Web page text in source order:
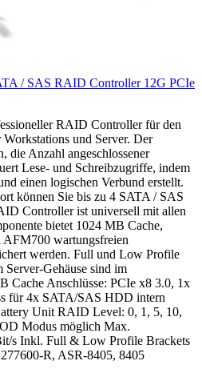
/ SAS RAID Controller 12G PCIe
RAID Controller für den
und Server. Der
die Anzahl angeschlossener
Lese- und Schreibzugriffe, indem
einen logischen Verbund erstellt.
können Sie bis zu 4 SATA / SAS
Controller ist universell mit allen
bietet 1024 MB Cache,
AFM700 wartungsfreien
werden. Full und Low Profile
Gehäuse sind im
Cache Anschlüsse: PCIe x8 3.0, 1x
für 4x SATA/SAS HDD intern
Unit RAID Level: 0, 1, 5, 10,
Modus möglich Max.
s Inkl. Full & Low Profile Brackets
R, ASR-8405, 8405